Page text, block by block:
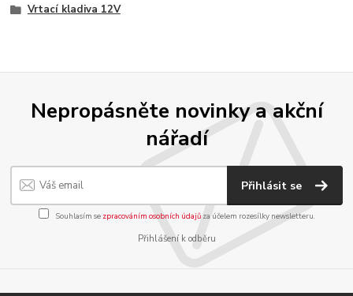
Vrtací kladiva 12V
Nepropásněte novinky a akční
nářadí
Přihlásit se
Souhlasím se zpracováním osobních údajůza účelem rozesílky newsletteru.
Přihlášení k odběru